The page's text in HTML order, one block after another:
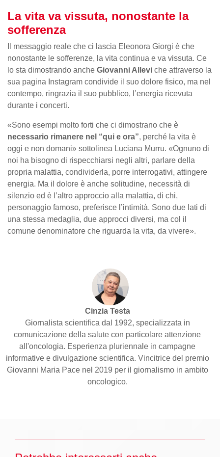
La vita va vissuta, nonostante la
sofferenza
Il messaggio reale che ci lascia Eleonora Giorgi è che
nonostante le sofferenze, la vita continua e va vissuta. Ce
lo sta dimostrando anche Giovanni Allevi che attraverso la
sua pagina Instagram condivide il suo dolore fisico, ma nel
contempo, ringrazia il suo pubblico, l’energia ricevuta
durante i concerti.
«Sono esempi molto forti che ci dimostrano che è
necessario rimanere nel “qui e ora”, perché la vita è
oggi e non domani» sottolinea Luciana Murru. «Ognuno di
noi ha bisogno di rispecchiarsi negli altri, parlare della
propria malattia, condividerla, porre interrogativi, attingere
energia. Ma il dolore è anche solitudine, necessità di
silenzio ed è l’altro approccio alla malattia, di chi,
personaggio famoso, preferisce l’intimità. Sono due lati di
una stessa medaglia, due approcci diversi, ma col il
comune denominatore che riguarda la vita, da vivere».
Cinzia Testa
Giornalista scientifica dal 1992, specializzata in
comunicazione della salute con particolare attenzione
all'oncologia. Esperienza pluriennale in campagne
informative e divulgazione scientifica. Vincitrice del premio
Giovanni Maria Pace nel 2019 per il giornalismo in ambito
oncologico.